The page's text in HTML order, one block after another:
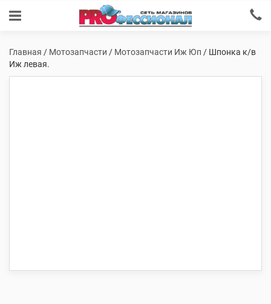
Главная / Мотозапчасти / Мотозапчасти Иж Юп / Шпонка к/в
Иж левая.